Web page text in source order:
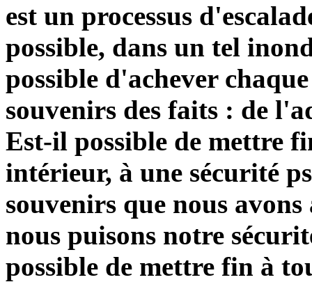
est un processus
possible, dans un tel
possible d'achever
souvenirs des faits : de
Est-il possible de mettre
intérieur, à une sécurité
souvenirs que nous
nous puisons notre
possible de mettre fin à